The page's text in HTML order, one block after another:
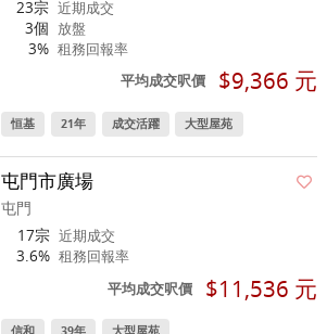
23宗 近期成交
3個 放盤
3% 租務回報率
平均成交呎價 $9,366 元
恒基 21年 成交活躍 大型屋苑
屯門市廣場
屯門
17宗 近期成交
3.6% 租務回報率
平均成交呎價 $11,536 元